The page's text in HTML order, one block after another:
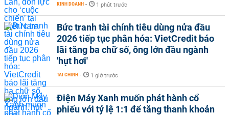
KINH DOANH - 1 phút trước
Bức tranh tài chính tiêu dùng nửa đầu
2026 tiếp tục phân hóa: VietCredit báo
lãi tăng ba chữ số, ông lớn đầu ngành
'hụt hơi'
TÀI CHÍNH - 1 giờ trước
Điện Máy Xanh muốn phát hành cổ
phiếu với tỷ lệ 1:1 để tăng thanh khoản